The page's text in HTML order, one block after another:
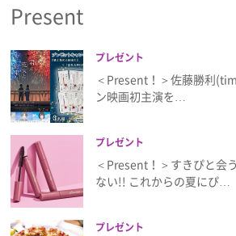
Present
プレゼント
＜Present！＞佐藤勝利
ン映画初主演を…
プレゼント
＜Present！＞すきぴと会
ない!! これからの夏にぴ…
プレゼント